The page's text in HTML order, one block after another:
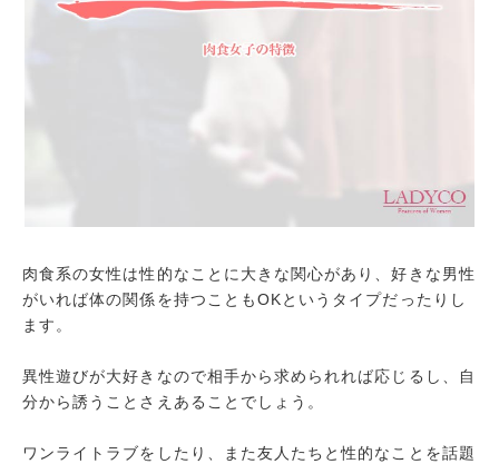
肉食系の女性は性的なことに大きな関心があり、好きな男性
がいれば体の関係を持つこともOKというタイプだったりし
ます。
異性遊びが大好きなので相手から求められれば応じるし、自
分から誘うことさえあることでしょう。
ワンライトラブをしたり、また友人たちと性的なことを話題